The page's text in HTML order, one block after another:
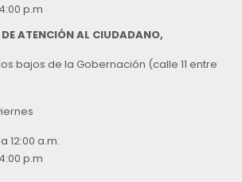
p.m
ATENCIÓN AL CIUDADANO,
bajos de la Gobernación (calle 11 entre
12:00 a.m.
p.m